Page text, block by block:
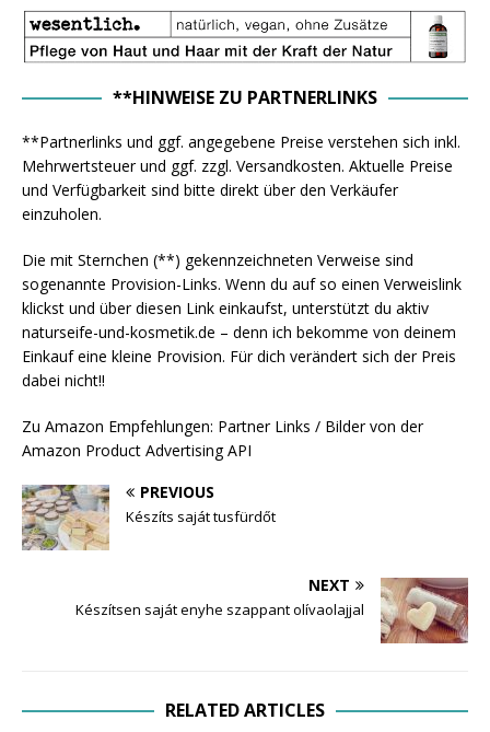
**HINWEISE ZU PARTNERLINKS
**Partnerlinks und ggf. angegebene Preise verstehen sich inkl.
Mehrwertsteuer und ggf. zzgl. Versandkosten. Aktuelle Preise
und Verfügbarkeit sind bitte direkt über den Verkäufer
einzuholen.
Die mit Sternchen (**) gekennzeichneten Verweise sind
sogenannte Provision-Links. Wenn du auf so einen Verweislink
klickst und über diesen Link einkaufst, unterstützt du aktiv
naturseife-und-kosmetik.de – denn ich bekomme von deinem
Einkauf eine kleine Provision. Für dich verändert sich der Preis
dabei nicht!!
Zu Amazon Empfehlungen: Partner Links / Bilder von der
Amazon Product Advertising API
PREVIOUS
Készíts saját tusfürdőt
NEXT
Készítsen saját enyhe szappant olívaolajjal
RELATED ARTICLES